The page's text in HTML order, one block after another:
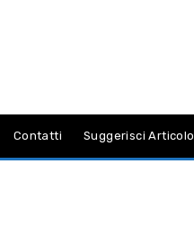
Contatti Suggerisci Articolo